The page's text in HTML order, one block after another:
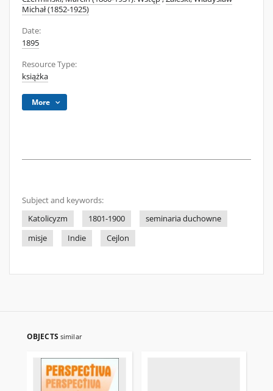
Michał (1852-1925)
Date:
1895
Resource Type:
książka
More
Subject and keywords:
Katolicyzm
1801-1900
seminaria duchowne
misje
Indie Cejlon
OBJECTS similar